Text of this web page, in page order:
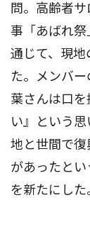
問。高齢者
事「あばれ
通じて、現地
た。メンバ
葉さんは口
い』という
地と世間で
があったと
を新たにした